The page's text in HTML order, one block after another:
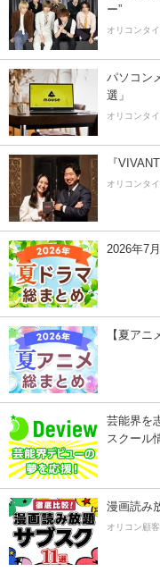
ー”
オリコンタ
パソコン
選」
オリコンタ
『
オリコンタ
2026年7
【夏ア
芸能界を
スクール
漫画読み
オリコン顧